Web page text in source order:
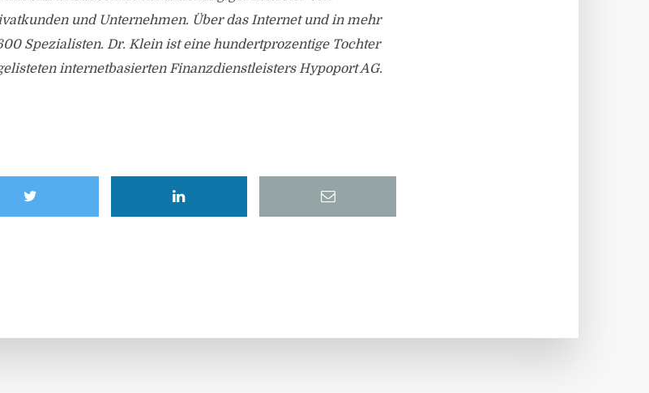
und Unternehmen. Über das Internet und in mehr
Spezialisten. Dr. Klein ist eine hundertprozentige Tochter
internetbasierten Finanzdienstleisters Hypoport AG.